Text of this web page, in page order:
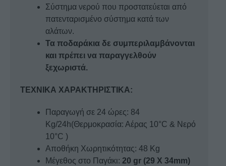
Σύστημα νερού που προστατεύεται από
πατενταρισμένο σύστημα κατά των
αλάτων.
Τα ποδαράκια δε συμπεριλαμβάνονται
και πρέπει να παραγγελθούν
ξεχωριστά.
ΤΕΧΝΙΚΑ ΧΑΡΑΚΤΗΡΙΣΤΙΚΑ:
Παραγωγή σε 24 ώρες: 84
Kg/24h(Θερμοκρασία: Αέρας 10°C & Νερό
10°C )
Αποθήκη Χωρητικότητας: 48 Kg
Μέγεθος στο Παγάκι: 20 gr (29 X 34mm)